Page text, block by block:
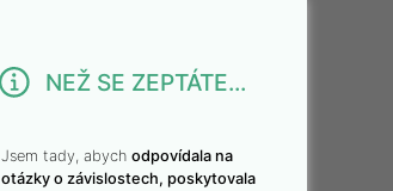
NEŽ SE ZEPTÁTE...
Jsem tady, abychodpovídala na
otázky o závislostech, poskytovala